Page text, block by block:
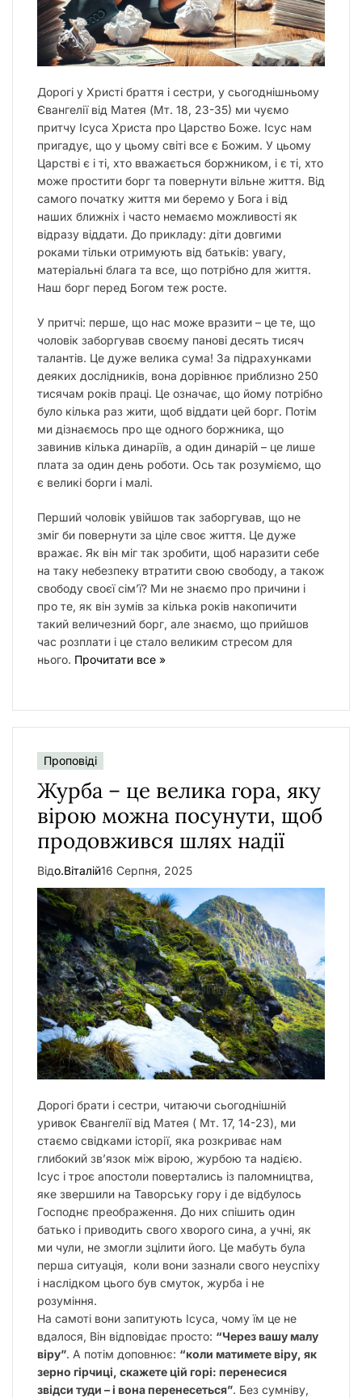
Дорогі у Христі браття і сестри, у сьогоднішньому
Євангелії від Матея (Мт. 18, 23-35) ми чуємо
притчу Ісуса Христа про Царство Боже. Ісус нам
пригадує, що у цьому світі все є Божим. У цьому
Царстві є і ті, хто вважається боржником, і є ті, хто
може простити борг та повернути вільне життя. Від
самого початку життя ми беремо у Бога і від
наших ближніх і часто немаємо можливості як
відразу віддати. До прикладу: діти довгими
роками тільки отримують від батьків: увагу,
матеріальні блага та все, що потрібно для життя.
Наш борг перед Богом теж росте.
У притчі: перше, що нас може вразити – це те, що
чоловік заборгував своєму панові десять тисяч
талантів. Це дуже велика сума! За підрахунками
деяких дослідників, вона дорівнює приблизно 250
тисячам років праці. Це означає, що йому потрібно
було кілька раз жити, щоб віддати цей борг. Потім
ми дізнаємось про ще одного боржника, що
завинив кілька динаріїв, а один динарій – це лише
плата за один день роботи. Ось так розуміємо, що
є великі борги і малі.
Перший чоловік увійшов так заборгував, що не
зміг би повернути за ціле своє життя. Це дуже
вражає. Як він міг так зробити, щоб наразити себе
на таку небезпеку втратити свою свободу, а також
свободу своєї сімʼї? Ми не знаємо про причини і
про те, як він зумів за кілька років накопичити
такий величезний борг, але знаємо, що прийшов
час розплати і це стало великим стресом для
нього. Прочитати все »
Проповіді
Журба – це велика гора, яку
вірою можна посунути, щоб
продовжився шлях надії
Відо.Віталій16 Серпня, 2025
Дорогі брати і сестри, читаючи сьогоднішній
уривок Євангелії від Матея ( Мт. 17, 14-23), ми
стаємо свідками історії, яка розкриває нам
глибокий зв’язок між вірою, журбою та надією.
Ісус і троє апостоли повертались із паломництва,
яке звершили на Таворську гору і де відбулось
Господнє преображення. До них спішить один
батько і приводить свого хворого сина, а учні, як
ми чули, не змогли зцілити його. Це мабуть була
перша ситуація, коли вони зазнали свого неуспіху
і наслідком цього був смуток, журба і не
розуміння.
На самоті вони запитують Ісуса, чому їм це не
вдалося, Він відповідає просто: “Через вашу малу
віру”. А потім доповнює: “коли матимете віру, як
зерно гірчиці, скажете цій горі: перенесися
звідси туди – і вона перенесеться”. Без сумніву,